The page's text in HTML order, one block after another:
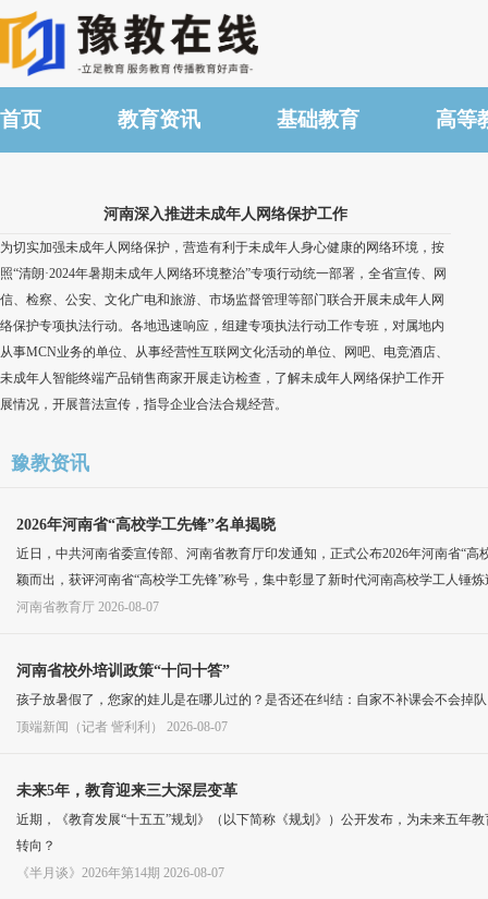
首页 教育资讯 基础教育 高等
河南深入推进未成年人网络保护工作
为切实加强未成年人网络保护，营造有利于未成年人身心健康的网络环境，按
照“清朗·2024年暑期未成年人网络环境整治”专项行动统一部署，全省宣传、网
信、检察、公安、文化广电和旅游、市场监督管理等部门联合开展未成年人网
络保护专项执法行动。各地迅速响应，组建专项执法行动工作专班，对属地内
从事MCN业务的单位、从事经营性互联网文化活动的单位、网吧、电竞酒店、
未成年人智能终端产品销售商家开展走访检查，了解未成年人网络保护工作开
展情况，开展普法宣传，指导企业合法合规经营。
豫教资讯
2026年河南省“高校学工先锋”名单揭晓
近日，中共河南省委宣传部、河南省教育厅印发通知，正式公布2026年河南省“
颖而出，获评河南省“高校学工先锋”称号，集中彰显了新时代河南高校学工人锤
河南省教育厅 2026-08-07
河南省校外培训政策“十问十答”
孩子放暑假了，您家的娃儿是在哪儿过的？是否还在纠结：自家不补课会不会掉
顶端新闻（记者 訾利利）
2026-08-07
未来5年，教育迎来三大深层变革
近期，《教育发展“十五五”规划》（以下简称《规划》）公开发布，为未来五年
转向？
《半月谈》2026年第14期 2026-08-07